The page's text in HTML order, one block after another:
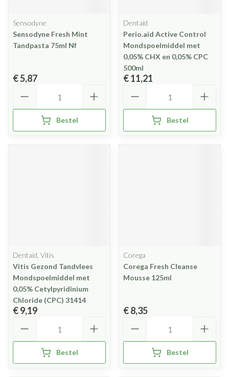
Sensodyne
Sensodyne Fresh Mint
Tandpasta 75ml Nf
€ 5,87
Bestel
Dentaid
Perio.aid Active Control
Mondspoelmiddel met
0,05% CHX en 0,05% CPC
500ml
€ 11,21
Bestel
Dentaid, Vitis
Vitis Gezond Tandvlees
Mondspoelmiddel met
0,05% Cetylpyridinium
Chloride (CPC) 31414
€ 9,19
Bestel
Corega
Corega Fresh Cleanse
Mousse 125ml
€ 8,35
Bestel